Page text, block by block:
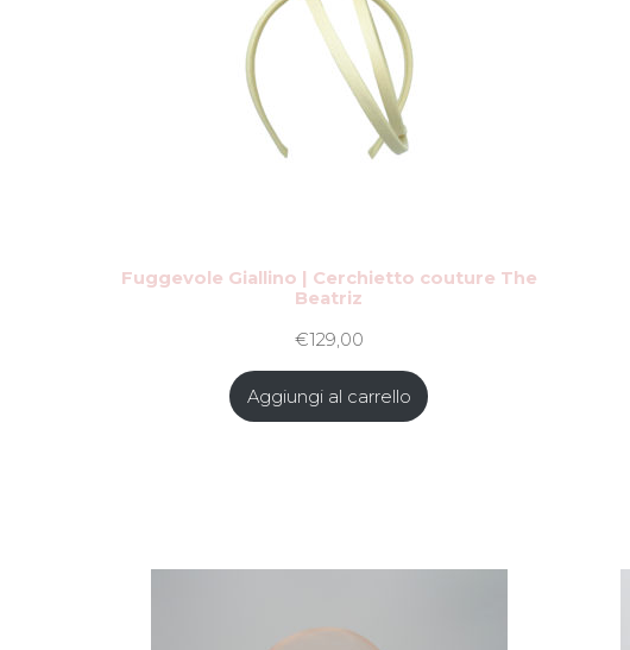
Fuggevole Giallino | Cerchietto couture The
Beatriz
€129,00
Aggiungi al carrello